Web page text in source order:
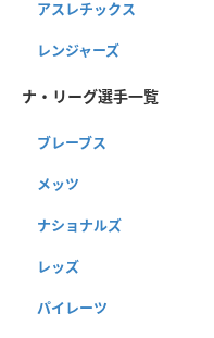
アスレチックス
レンジャーズ
ナ・リーグ選手一覧
ブレーブス
メッツ
ナショナルズ
レッズ
パイレーツ